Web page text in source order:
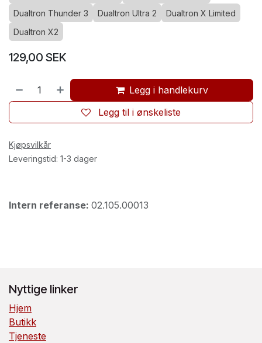
Dualtron Thunder 3
Dualtron Ultra 2
Dualtron X Limited
Dualtron X2
129,00 SEK
Legg i handlekurv
Legg til i ønskeliste
Kjøpsvilkår
Leveringstid: 1-3 dager
Intern referanse: 02.105.00013
Nyttige linker
Hjem
Butikk
Tjeneste